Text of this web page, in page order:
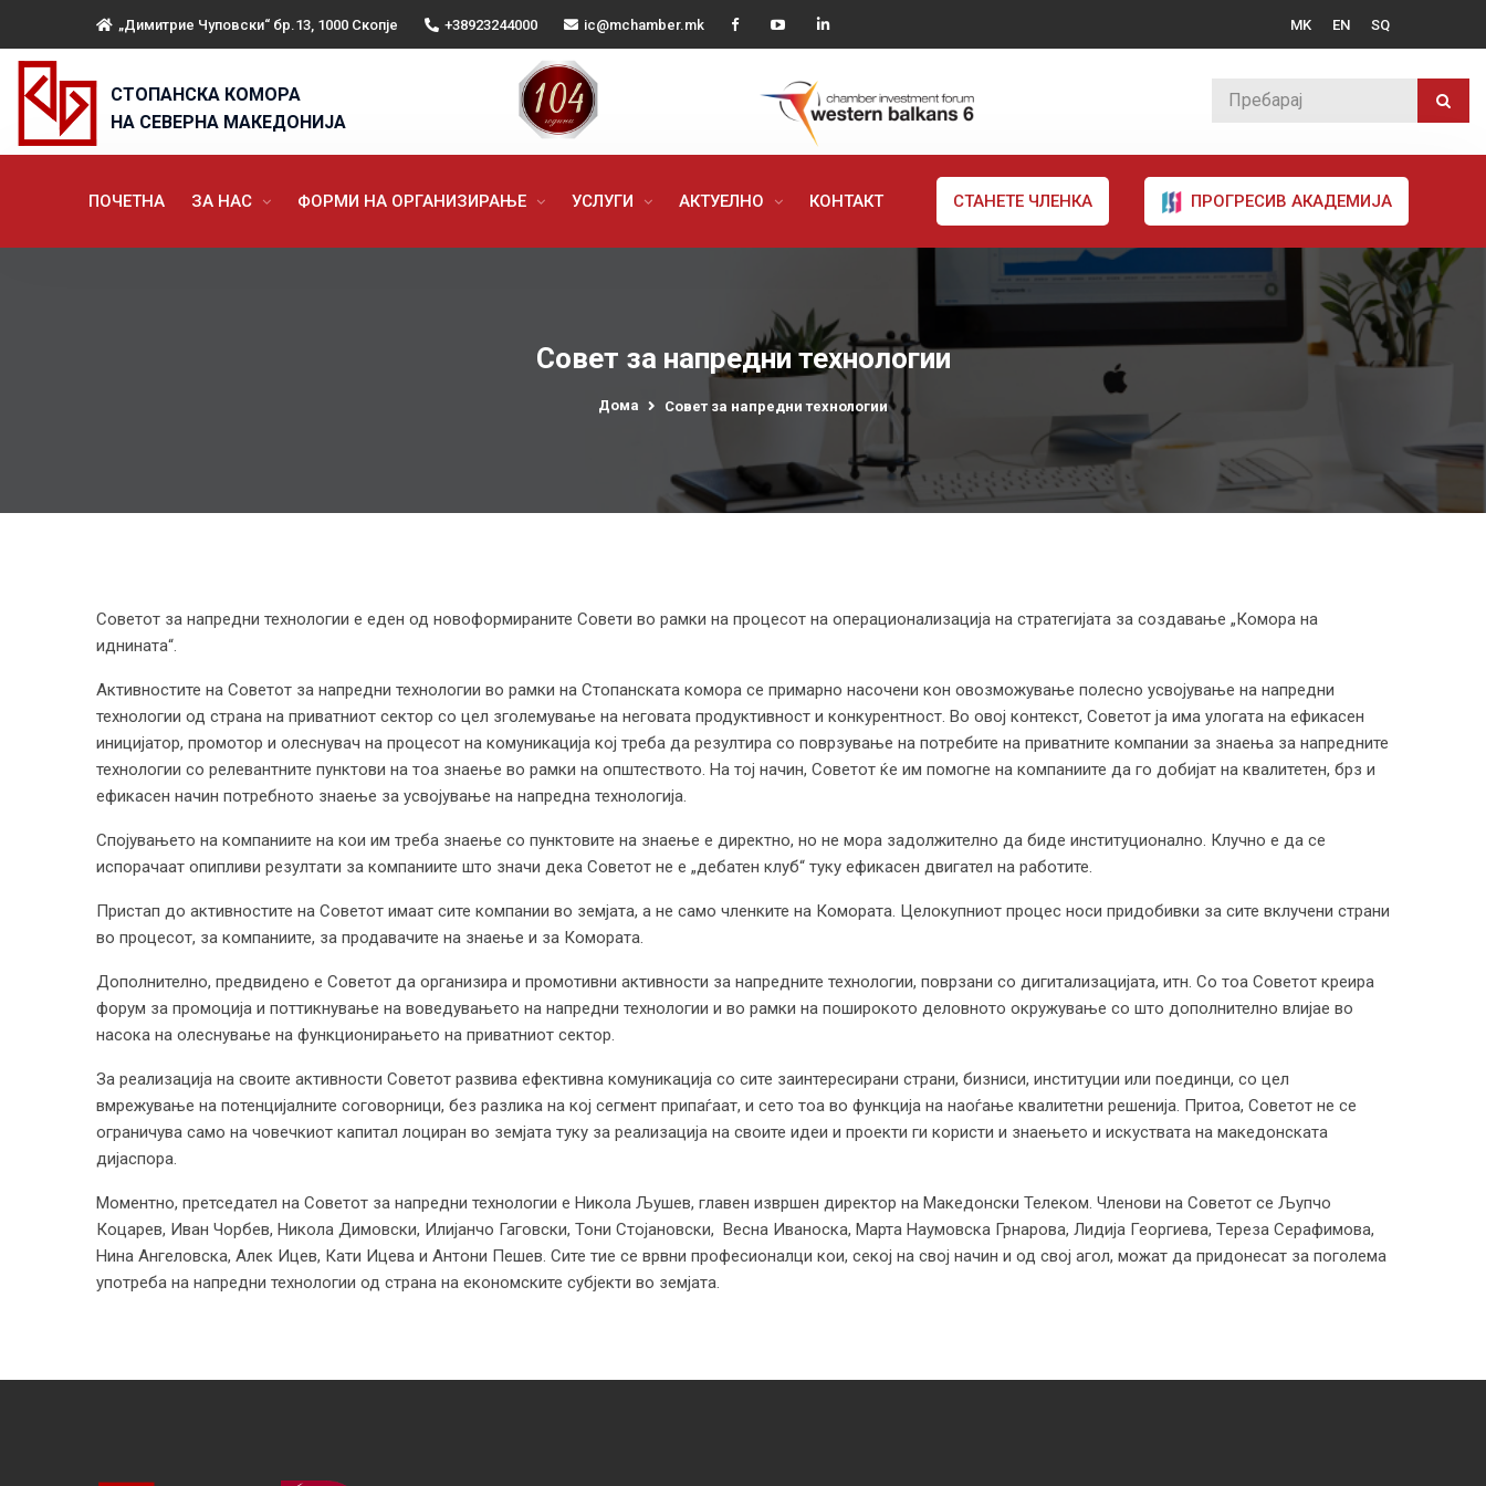
„Димитрие Чуповски“ бр.13, 1000 Скопје +38923244000 ic@mchamber.mk MK EN SQ
СТОПАНСКА КОМОРА
НА СЕВЕРНА МАКЕДОНИЈА
ПОЧЕТНА ЗА НАС ФОРМИ НА ОРГАНИЗИРАЊЕ УСЛУГИ АКТУЕЛНО КОНТАКТ СТАНЕТЕ ЧЛЕНКА ПРОГРЕСИВ АКАДЕМИЈА
Совет за напредни технологии
Дома Совет за напредни технологии
Советот за напредни технологии е еден од новоформираните Совети во рамки на процесот на операционализација на стратегијата за создавање „Комора на
иднината“.
Активностите на Советот за напредни технологии во рамки на Стопанската комора се примарно насочени кон овозможување полесно усвојување на напредни
технологии од страна на приватниот сектор со цел зголемување на неговата продуктивност и конкурентност. Во овој контекст, Советот ја има улогата на ефикасен
иницијатор, промотор и олеснувач на процесот на комуникација кој треба да резултира со поврзување на потребите на приватните компании за знаења за напредните
технологии со релевантните пунктови на тоа знаење во рамки на општеството. На тој начин, Советот ќе им помогне на компаниите да го добијат на квалитетен, брз и
ефикасен начин потребното знаење за усвојување на напредна технологија.
Спојувањето на компаниите на кои им треба знаење со пунктовите на знаење е директно, но не мора задолжително да биде институционално. Клучно е да се
испорачаат опипливи резултати за компаниите што значи дека Советот не е „дебатен клуб“ туку ефикасен двигател на работите.
Пристап до активностите на Советот имаат сите компании во земјата, а не само членките на Комората. Целокупниот процес носи придобивки за сите вклучени страни
во процесот, за компаниите, за продавачите на знаење и за Комората.
Дополнително, предвидено е Советот да организира и промотивни активности за напредните технологии, поврзани со дигитализацијата, итн. Со тоа Советот креира
форум за промоција и поттикнување на воведувањето на напредни технологии и во рамки на поширокото деловното окружување со што дополнително влијае во
насока на олеснување на функционирањето на приватниот сектор.
За реализација на своите активности Советот развива ефективна комуникација со сите заинтересирани страни, бизниси, институции или поединци, со цел
вмрежување на потенцијалните соговорници, без разлика на кој сегмент припаѓаат, и сето тоа во функција на наоѓање квалитетни решенија. Притоа, Советот не се
ограничува само на човечкиот капитал лоциран во земјата туку за реализација на своите идеи и проекти ги користи и знаењето и искуствата на македонската
дијаспора.
Моментно, претседател на Советот за напредни технологии е Никола Љушев, главен извршен директор на Македонски Телеком. Членови на Советот се Љупчо
Коцарев, Иван Чорбев, Никола Димовски, Илијанчо Гаговски, Тони Стојановски, Весна Иваноска, Марта Наумовска Грнарова, Лидија Георгиева, Тереза Серафимова,
Нина Ангеловска, Алек Ицев, Кати Ицева и Антони Пешев. Сите тие се врвни професионалци кои, секој на свој начин и од свој агол, можат да придонесат за поголема
употреба на напредни технологии од страна на економските субјекти во земјата.